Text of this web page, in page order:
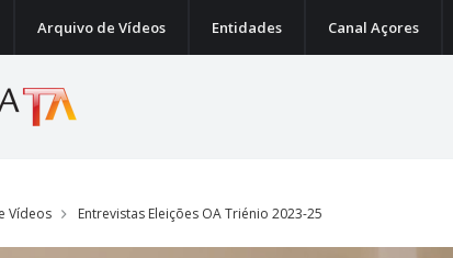
Arquivo de Vídeos Entidades Canal Açores
Vídeos Entrevistas Eleições OA Triénio 2023-25